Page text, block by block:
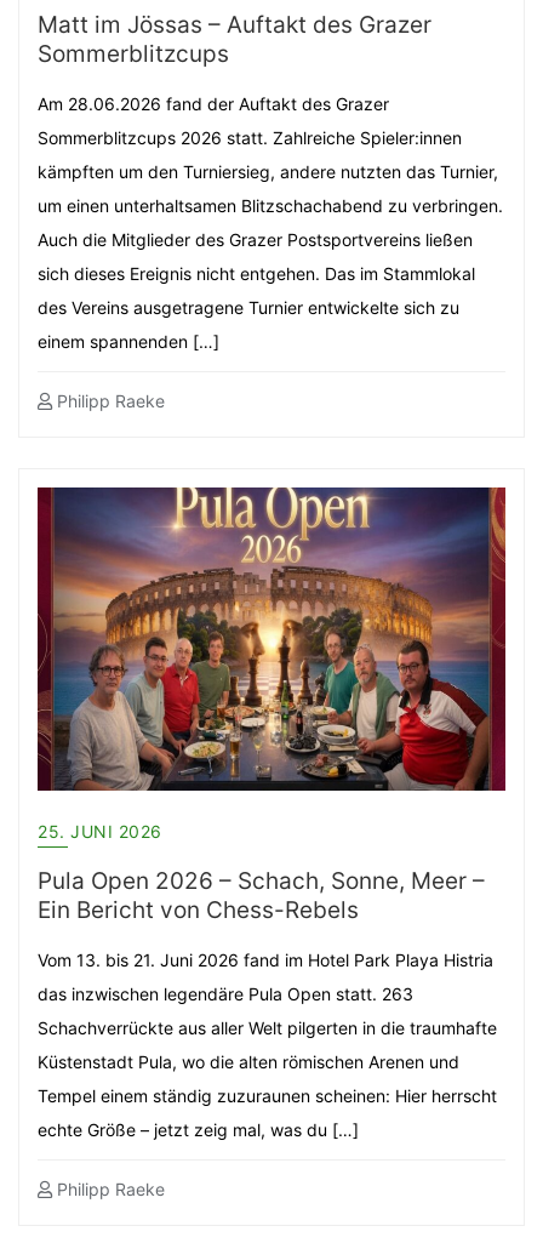
Matt im Jössas – Auftakt des Grazer
Sommerblitzcups
Am 28.06.2026 fand der Auftakt des Grazer
Sommerblitzcups 2026 statt. Zahlreiche Spieler:innen
kämpften um den Turniersieg, andere nutzten das Turnier,
um einen unterhaltsamen Blitzschachabend zu verbringen.
Auch die Mitglieder des Grazer Postsportvereins ließen
sich dieses Ereignis nicht entgehen. Das im Stammlokal
des Vereins ausgetragene Turnier entwickelte sich zu
einem spannenden […]
Philipp Raeke
25. JUNI 2026
Pula Open 2026 – Schach, Sonne, Meer –
Ein Bericht von Chess-Rebels
Vom 13. bis 21. Juni 2026 fand im Hotel Park Playa Histria
das inzwischen legendäre Pula Open statt. 263
Schachverrückte aus aller Welt pilgerten in die traumhafte
Küstenstadt Pula, wo die alten römischen Arenen und
Tempel einem ständig zuzuraunen scheinen: Hier herrscht
echte Größe – jetzt zeig mal, was du […]
Philipp Raeke